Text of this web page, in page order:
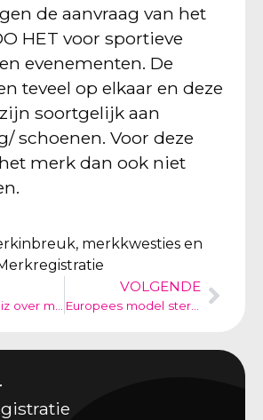
de aanvraag van het
HET voor sportieve
evenementen. De
teveel op elkaar en deze
soortgelijk aan
schoenen. Voor deze
merk dan ook niet
merkkwesties en
IP Kennisquiz over merkenrechten
VOLGENDE
Europees model sterker dan gedacht – Pepsico Flippo